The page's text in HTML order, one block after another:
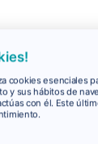
cookies esenciales
y sus hábitos de
con él. Este